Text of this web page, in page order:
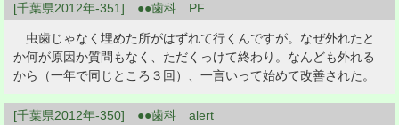
[千葉県2012年-351] ●●歯科 PF
虫歯じゃなく埋めた所がはずれて行くんですが。なぜ外れたと
か何が原因か質問もなく、ただくっけて終わり。なんども外れる
から（一年で同じところ３回）、一言いって始めて改善された。
[千葉県2012年-350] ●●歯科 alert